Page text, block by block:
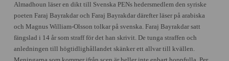
Almadhoun läser en dikt till Svenska PENs hedersmedlem den syriske
poeten Faraj Bayrakdar och Faraj Bayrakdar därefter läser på arabiska
och Magnus William-Olsson tolkar på svenska. Faraj Bayrakdar satt
fängslad i 14 år som straff för det han skrivit. De tunga straffen och
anledningen till högtidlighållandet skänker ett allvar till kvällen.